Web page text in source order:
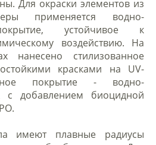
Для окраски элементов из
применяется водно-
устойчивое к
воздействию. На
нанесено стилизованное
красками на UV-
покрытие - водно-
с добавлением биоцидной
имеют плавные радиусы